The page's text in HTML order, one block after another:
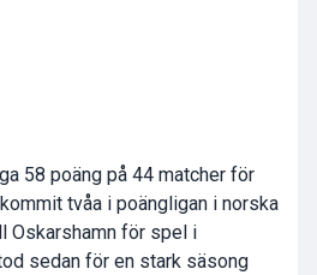
58 poäng på 44 matcher för
tvåa i poängligan i norska
Oskarshamn för spel i
sedan för en stark säsong